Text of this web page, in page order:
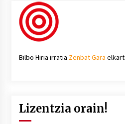
Bilbo Hiria irratia Zenbat Gara
Lizentzia orain!